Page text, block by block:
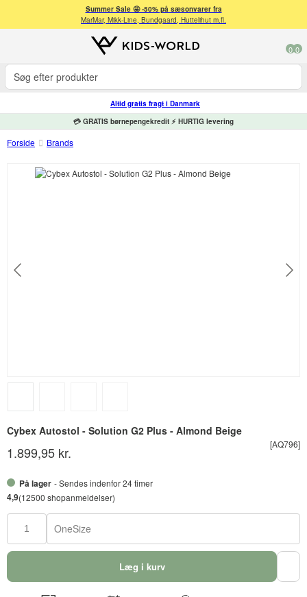
Summer Sale 🤩 -50% på sæsonvarer fra
MarMar, Mikk-Line, Bundgaard, Huttelihut m.fl.
0 0
Altid gratis fragt i Danmark
💳 GRATIS børnepengekredit ⚡ HURTIG levering
Forside Brands
Cybex Autostol - Solution G2 Plus - Almond Beige
[AQ796]
1.899,95 kr.
På lager - Sendes indenfor 24 timer
4,9(12500 shopanmeldelser)
OneSize
Læg i kurv